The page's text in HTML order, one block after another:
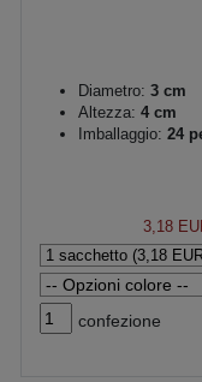
Diametro: 3 cm
Altezza: 4 cm
Imballaggio: 24
3,18
confezione